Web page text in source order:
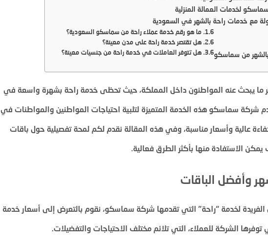
لخدمات العمالة المنزلية
مع خدمات راحة بالشهر في السعودية
من سماسكو
ما هو رقم خدمة عملاء راحة من سماسكو السعودية؟
هل تقتصر خدمة راحة على مدن معينة؟
هل تتوفر العاملات في خدمة راحة من جنسيات معينة؟
ما يبحث عنه المواطنون داخل المملكة، حيث تحظى خدمة راحة بشهرة واسعة في
شركة سماسكو هذه الخدمة المتميزة لتلبية احتياجات المواطنين والمواطنات في
عالية وأسعار مناسبة، وفي هذه المقالة نقدم لكم لمحة تفصيلية حول باقات
الاستفادة منها بأكثر الطرق فعالية.
وأفضل الباقات
لخدمة “راحة” التي تقدمها شركة سماسكو، نقوم بالتعرض إلى أسعار خدمة
الشركة للعملاء، التي تلائم مختلف الاحتياجات والتفضيلات.